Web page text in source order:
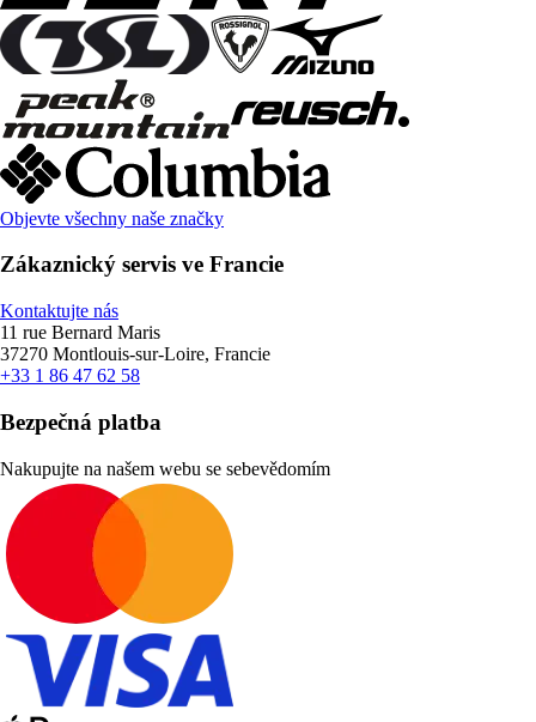
Objevte všechny naše značky
Zákaznický servis ve Francie
Kontaktujte nás
11 rue Bernard Maris
37270 Montlouis-sur-Loire, Francie
+33 1 86 47 62 58
Bezpečná platba
Nakupujte na našem webu se sebevědomím